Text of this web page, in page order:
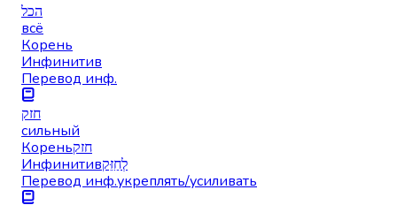
הכל
всё
Корень
Инфинитив
Перевод инф.
חזק
сильный
Кореньחזק
Инфинитивלְחַזֵּק
Перевод инф.укреплять/усиливать